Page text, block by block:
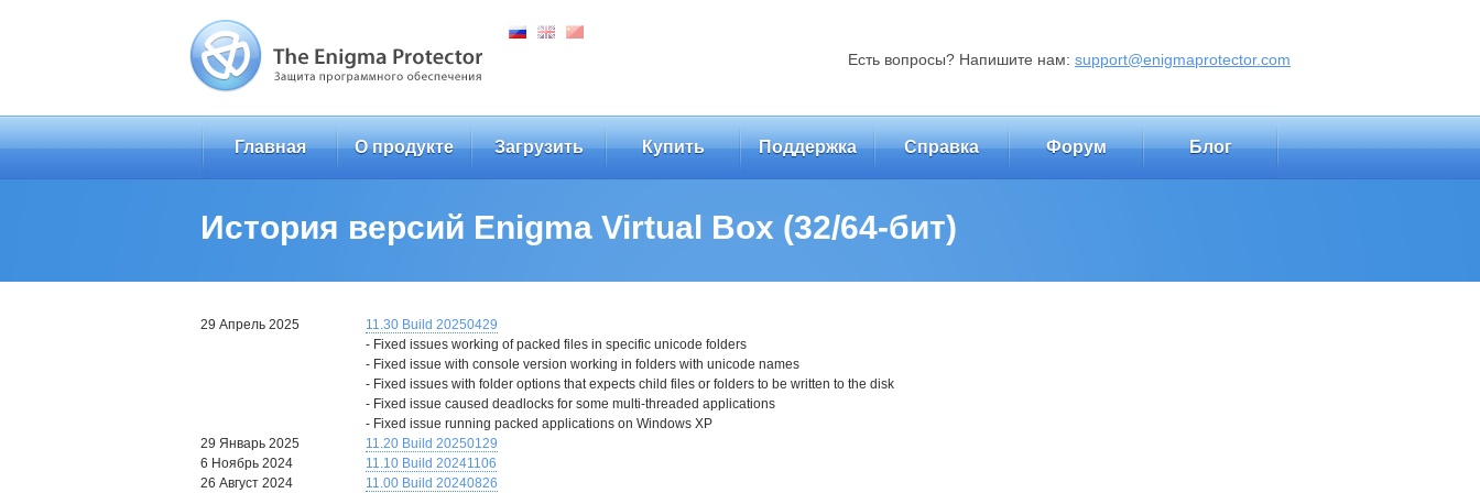
Есть вопросы? Напишите нам: support@enigmaprotector.com
Главная О продукте Загрузить Купить Поддержка Справка Форум Блог
История версий Enigma Virtual Box (32/64-бит)
29 Апрель 2025
11.30 Build 20250429
- Fixed issues working of packed files in specific unicode folders
- Fixed issue with console version working in folders with unicode names
- Fixed issues with folder options that expects child files or folders to be written to the disk
- Fixed issue caused deadlocks for some multi-threaded applications
- Fixed issue running packed applications on Windows XP
29 Январь 2025
11.20 Build 20250129
6 Ноябрь 2024
11.10 Build 20241106
26 Август 2024
11.00 Build 20240826